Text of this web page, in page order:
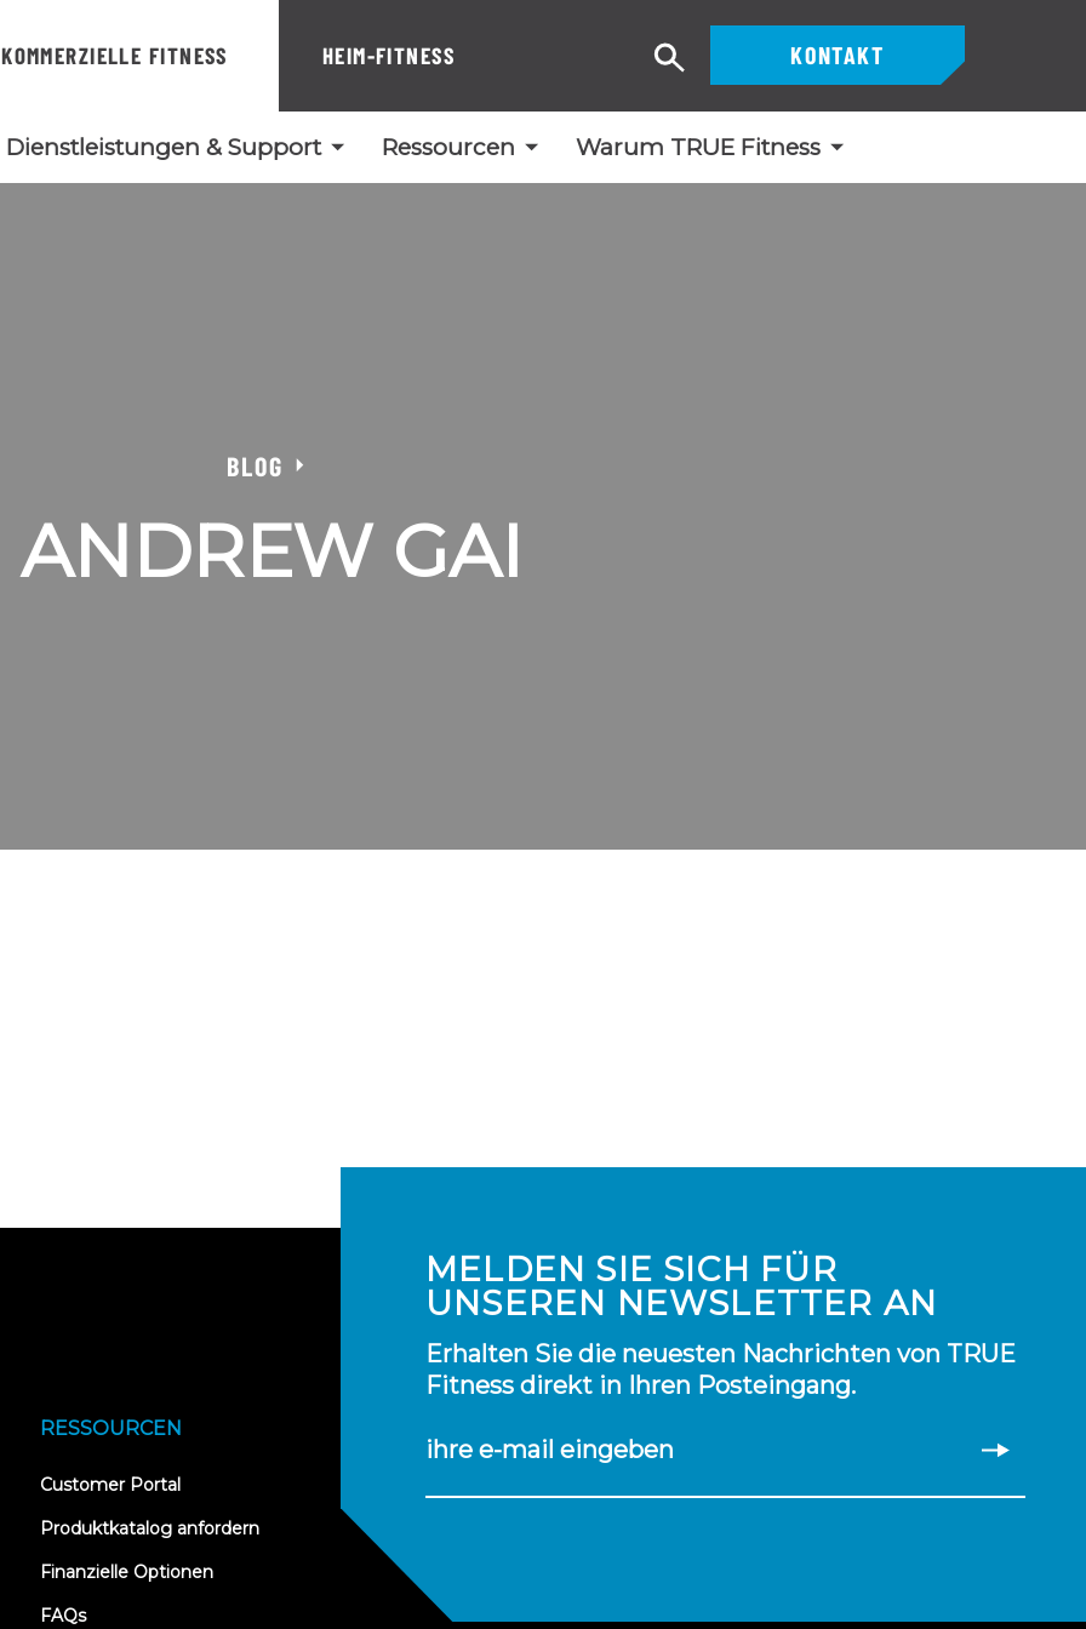
KOMMERZIELLE FITNESS HEIM-FITNESS
Dienstleistungen & Support Ressourcen Warum TRUE Fitness
KONTAKT
Suche
BLOG
ANDREW GAI
MELDEN SIE SICH FÜR
UNSEREN NEWSLETTER AN
Erhalten Sie die neuesten Nachrichten von TRUE
Fitness direkt in Ihren Posteingang.
ihre e-mail eingeben
RESSOURCEN
Customer Portal(opens
new
Produktkatalog anfordern
Finanzielle Optionen
FAQs